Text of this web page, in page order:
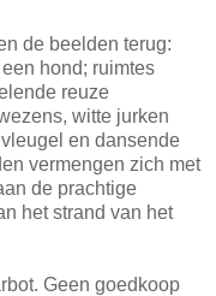
de beelden terug:
hond; ruimtes
reuze
witte jurken
en dansende
vermengen zich met
de prachtige
het strand van het
Geen goedkoop